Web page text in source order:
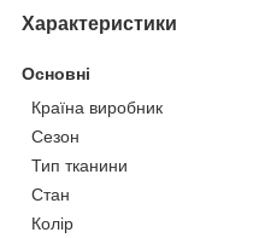
Характеристики
Основні
Країна виробник
Сезон
Тип тканини
Стан
Колір